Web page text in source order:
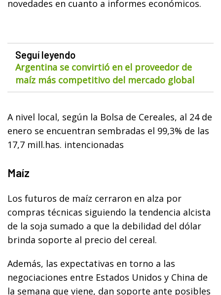
novedades en cuanto a informes económicos.
Seguí leyendo
Argentina se convirtió en el proveedor de
maíz más competitivo del mercado global
A nivel local, según la Bolsa de Cereales, al 24 de
enero se encuentran sembradas el 99,3% de las
17,7 mill.has. intencionadas
Maíz
Los futuros de maíz cerraron en alza por
compras técnicas siguiendo la tendencia alcista
de la soja sumado a que la debilidad del dólar
brinda soporte al precio del cereal.
Además, las expectativas en torno a las
negociaciones entre Estados Unidos y China de
la semana que viene, dan soporte ante posibles